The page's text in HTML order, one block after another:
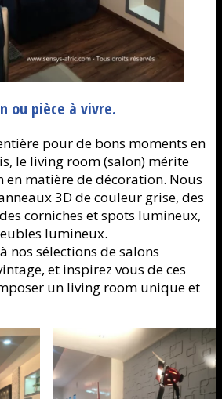
ou pièce à vivre.
pour de bons moments en
le living room (salon) mérite
matière de décoration. Nous
3D de couleur grise, des
corniches et spots lumineux,
lumineux.
nos sélections de salons
et inspirez vous de ces
un living room unique et